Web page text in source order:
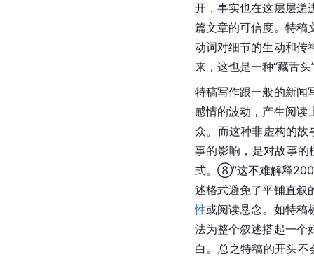
开，事实也在这层层递
篇文章的可信度。特稿
动词对细节的生动和传
来，这也是一种“藏舌
特稿写作跟一般的新闻
感情的波动，产生阅读
众。而这种非虚构的故
事的影响，是对故事
式。⑧”这不难解释
述格式避免了平铺直叙
性或阅读悬念。如特稿
法为整个叙述搭起一个
白。总之特稿的开头